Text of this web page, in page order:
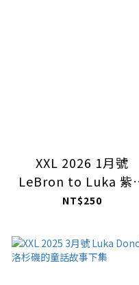
XXL 2026 1月號
LeBron to Luka 紫
復辟的序章
NT$250